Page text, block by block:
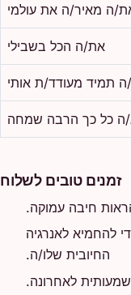
ה מאיר/ה את עולמי
את/ה הכל בשבילי
תמיד מעודד/ת אותי
ה כל כך הרבה שמחה
זמנים טובים לשלוח
חיבה עמוקה.
להחמיא לאנרגיה
החיובית שלו/ה.
לאחרונה.